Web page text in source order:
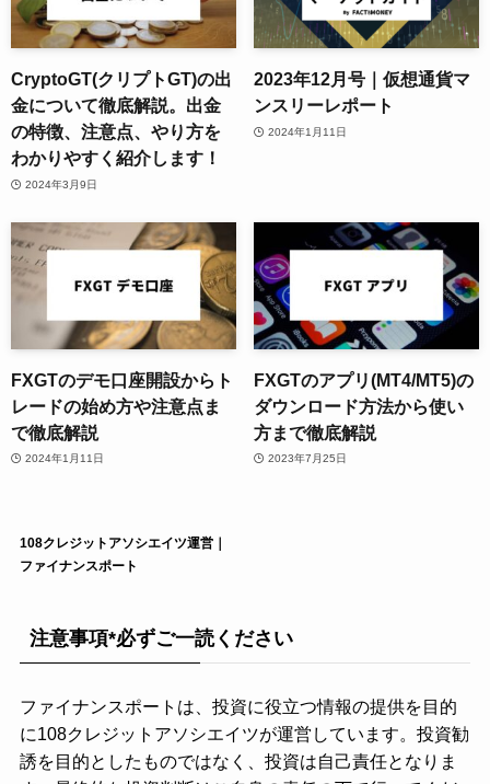
CryptoGT(クリプトGT)の出
金について徹底解説。出金
の特徴、注意点、やり方を
わかりやすく紹介します！
2024年3月9日
2023年12月号｜仮想通貨マ
ンスリーレポート
2024年1月11日
FXGTのデモ口座開設からト
レードの始め方や注意点ま
で徹底解説
2024年1月11日
FXGTのアプリ(MT4/MT5)の
ダウンロード方法から使い
方まで徹底解説
2023年7月25日
108クレジットアソシエイツ運営｜
ファイナンスポート
注意事項*必ずご一読ください
ファイナンスポートは、投資に役立つ情報の提供を目的
に108クレジットアソシエイツが運営しています。投資勧
誘を目的としたものではなく、投資は自己責任となりま